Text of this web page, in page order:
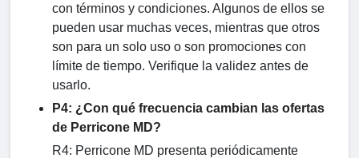
con términos y condiciones. Algunos de ellos se
pueden usar muchas veces, mientras que otros
son para un solo uso o son promociones con
límite de tiempo. Verifique la validez antes de
usarlo.
P4: ¿Con qué frecuencia cambian las ofertas
de Perricone MD?
R4: Perricone MD presenta periódicamente